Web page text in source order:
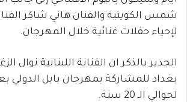
شمس الكويتية والفنان هاني شاكر
لإحياء حفلات غنائية خلال المهرجان.
الجدير بالذكر ان الفنانة اللبنانية نوال
بغداد للمشاركة بمهرجان بابل الدولي
لحوالي الـ 20 سنة.